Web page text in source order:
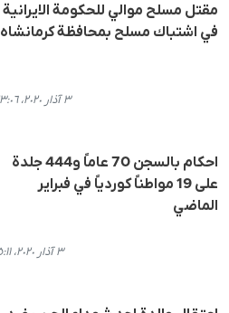
مقتل مسلح موالي للحكومة الايرانية
في اشتباك مسلح بمحافظة كرمانشاه
٣ آذار ٢٠٢٠، ٢٣:٠٦
احكام بالسجن 70 عاماً و444 جلدة
على 19 مواطناً كوردياً في فبراير
الماضي
٣ آذار ٢٠٢٠، ١٥:١١